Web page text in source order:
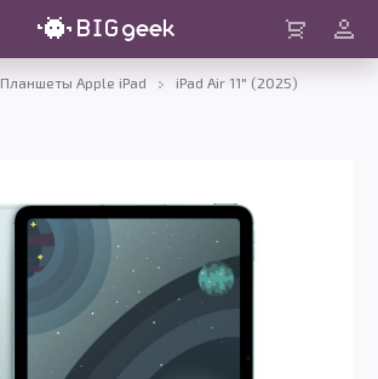
Войти
Планшеты Apple iPad iPad Air 11" (2025)